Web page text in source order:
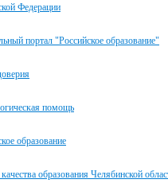
Федерации
портал "Российское образование"
помощь
образование
образования Челябинской